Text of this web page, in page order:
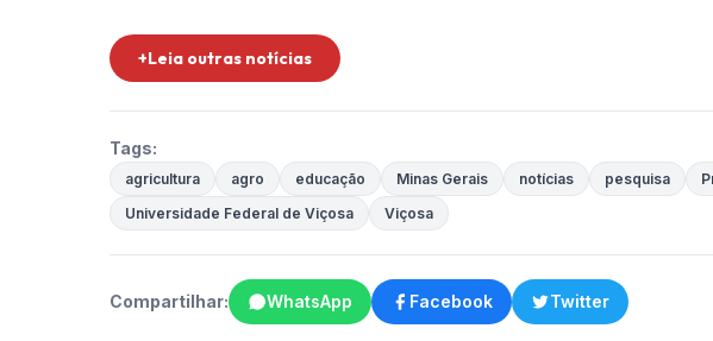
+Leia outras notícias
Tags:
agricultura agro educação Minas Gerais notícias pesquisa
Universidade Federal de Viçosa
Viçosa
Compartilhar: WhatsApp Facebook Twitter